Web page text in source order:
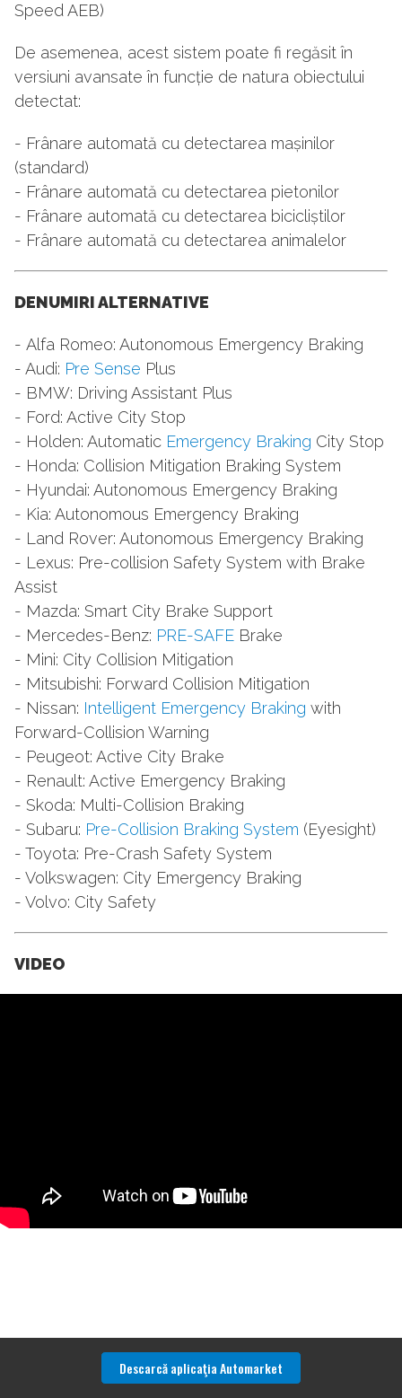
Speed AEB)
De asemenea, acest sistem poate fi regăsit în
versiuni avansate în funcție de natura obiectului
detectat:
- Frânare automată cu detectarea mașinilor
(standard)
- Frânare automată cu detectarea pietonilor
- Frânare automată cu detectarea bicicliștilor
- Frânare automată cu detectarea animalelor
DENUMIRI ALTERNATIVE
- Alfa Romeo: Autonomous Emergency Braking
- Audi: Pre Sense Plus
- BMW: Driving Assistant Plus
- Ford: Active City Stop
- Holden: Automatic Emergency Braking City Stop
- Honda: Collision Mitigation Braking System
- Hyundai: Autonomous Emergency Braking
- Kia: Autonomous Emergency Braking
- Land Rover: Autonomous Emergency Braking
- Lexus: Pre-collision Safety System with Brake
Assist
- Mazda: Smart City Brake Support
- Mercedes-Benz: PRE-SAFE Brake
- Mini: City Collision Mitigation
- Mitsubishi: Forward Collision Mitigation
- Nissan: Intelligent Emergency Braking with
Forward-Collision Warning
- Peugeot: Active City Brake
- Renault: Active Emergency Braking
- Skoda: Multi-Collision Braking
- Subaru: Pre-Collision Braking System (Eyesight)
- Toyota: Pre-Crash Safety System
- Volkswagen: City Emergency Braking
- Volvo: City Safety
VIDEO
Descarcă aplicaţia Automarket